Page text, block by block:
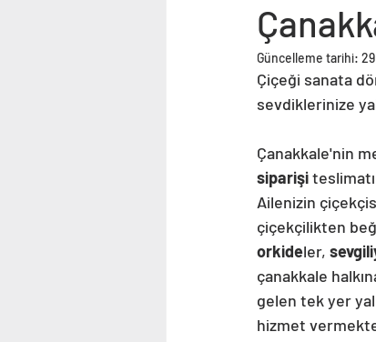
Güncelleme tarihi:
Çiçeği sanata
sevdiklerinize
Çanakkale'nin
siparişi
Ailenizin
çiçekçilikten
orkideler,
çanakkale
gelen tek yer
hizmet